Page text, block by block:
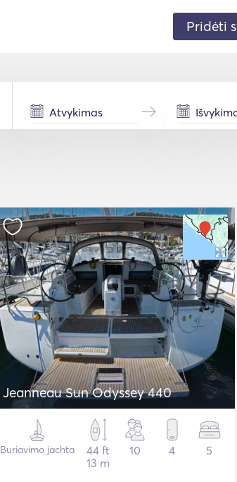
Pridėti
Jeanneau Sun Odyssey 440
Buriavimo jachta
44 ft
13 m
10 4 5